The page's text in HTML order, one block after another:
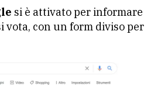
si è attivato per informare
vota, con un form diviso per